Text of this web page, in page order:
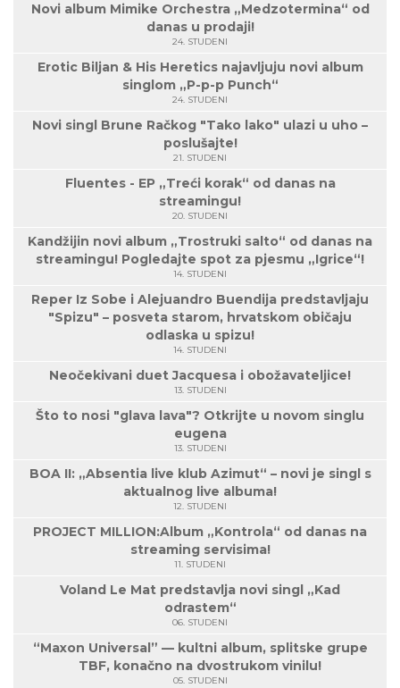
Novi album Mimike Orchestra „Medzotermina“ od
danas u prodaji!
24. STUDENI
Erotic Biljan & His Heretics najavljuju novi album
singlom „P-p-p Punch“
24. STUDENI
Novi singl Brune Račkog "Tako lako" ulazi u uho –
poslušajte!
21. STUDENI
Fluentes - EP „Treći korak“ od danas na
streamingu!
20. STUDENI
Kandžijin novi album „Trostruki salto“ od danas na
streamingu! Pogledajte spot za pjesmu „Igrice“!
14. STUDENI
Reper Iz Sobe i Alejuandro Buendija predstavljaju
"Spizu" – posveta starom, hrvatskom običaju
odlaska u spizu!
14. STUDENI
Neočekivani duet Jacquesa i obožavateljice!
13. STUDENI
Što to nosi "glava lava"? Otkrijte u novom singlu
eugena
13. STUDENI
BOA II: „Absentia live klub Azimut“ – novi je singl s
aktualnog live albuma!
12. STUDENI
PROJECT MILLION:Album „Kontrola“ od danas na
streaming servisima!
11. STUDENI
Voland Le Mat predstavlja novi singl „Kad
odrastem“
06. STUDENI
“Maxon Universal” — kultni album, splitske grupe
TBF, konačno na dvostrukom vinilu!
05. STUDENI